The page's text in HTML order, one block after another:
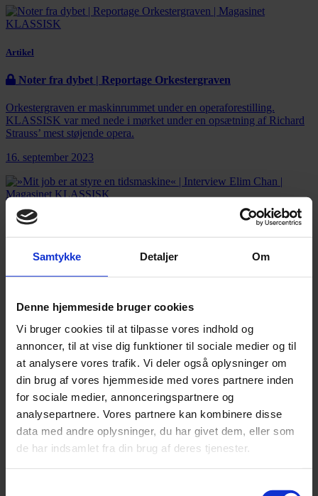
Samtykke Detaljer Om
Denne hjemmeside bruger cookies
Vi bruger cookies til at tilpasse vores indhold og
annoncer, til at vise dig funktioner til sociale medier og til
at analysere vores trafik. Vi deler også oplysninger om
din brug af vores hjemmeside med vores partnere inden
for sociale medier, annonceringspartnere og
analysepartnere. Vores partnere kan kombinere disse
data med andre oplysninger, du har givet dem, eller som
de har indsamlet fra din brug af deres tjenester.
Artikel
Noter fra dybet | Reportage Orkestergraven
Orkestergraven er maskinrummet under en operaforestilling.
KLASSISK var med nede i mørket under en opsætning af Richard
Strauss’ mest støjende opera.
16. september 2023
Artikel
Elim Chan værdsætter eksperimenter og åbenhed, når hun
Symfoniorkestret.
3. september 2023
Artikel
»Jeg føler mig meget alene i hverdagen – og i livet« | Interview
Josefine Opsahl
‘HJEM’, som handler om det ensomme menneske.